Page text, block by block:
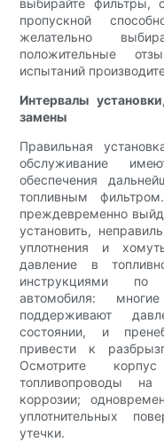
выбирайте фильтры,
пропускной
желательно
положительные
испытаний
Интервалы
замены
Правильная
обслуживание
обеспечения
топливным
преждевременно
установить,
уплотнения и
давление в
инструкциями по
автомобиля:
поддерживают
состоянии, и
привести к
Осмотрите
топливопроводы
коррозии;
уплотнительных
утечки.